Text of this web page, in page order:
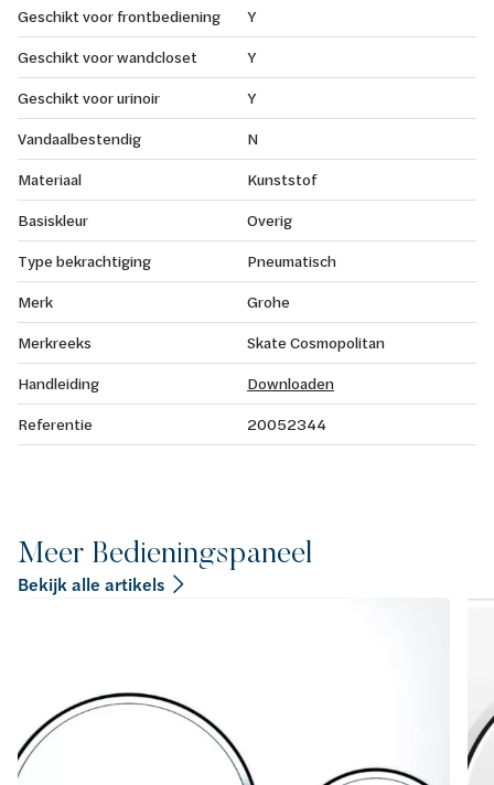
Geschikt voor frontbediening
Y
Geschikt voor wandcloset
Y
Geschikt voor urinoir
Y
Vandaalbestendig
N
Materiaal
Kunststof
Basiskleur
Overig
Type bekrachtiging
Pneumatisch
Merk
Grohe
Merkreeks
Skate Cosmopolitan
Handleiding
Downloaden
Referentie
20052344
Meer Bedieningspaneel
Bekijk alle artikels